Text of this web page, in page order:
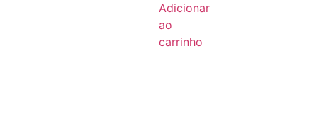
Adicionar
ao
carrinho